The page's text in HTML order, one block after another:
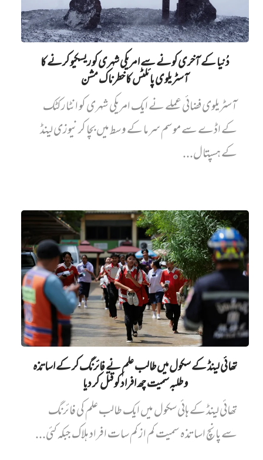
دُنیا کے آخری کونے سے امریکی شہری کو ریسکیو کرنے کا
آسٹریلوی پائلٹس کا خطرناک مشن
آسٹریلوی فضائی عملے نے ایک امریکی شہری کو انٹارکٹک
کے اڈے سے موسم سرما کے وسط میں بچا کر نیوزی لینڈ
کے ہسپتال...
تھائی لینڈ کے سکول میں طالب علم نے فائرنگ کر کے اساتذہ
و طلبہ سمیت چھ افراد کو قتل کر دیا
تھائی لینڈ کے ہائی سکول میں ایک طالب علم کی فائرنگ
سے پانچ اساتذہ سمیت کم از کم سات افراد ہلاک جبکہ کئی...